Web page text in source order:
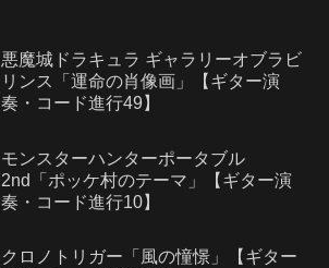
悪魔城ドラキュラ ギャラリーオブラビ
リンス「運命の肖像画」【ギター演
奏・コード進行49】
モンスターハンターポータブル
2nd「ポッケ村のテーマ」【ギター演
奏・コード進行10】
クロノトリガー「風の憧憬」【ギター